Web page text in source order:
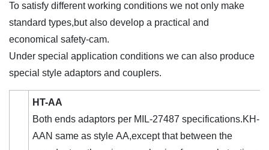
To satisfy different working conditions we not only make
standard types,but also develop a practical and
economical safety-cam.
Under special application conditions we can also produce
special style adaptors and couplers.
HT-AA
Both ends adaptors per MIL-27487 specifications.KH-
AAN same as style AA,except that between the